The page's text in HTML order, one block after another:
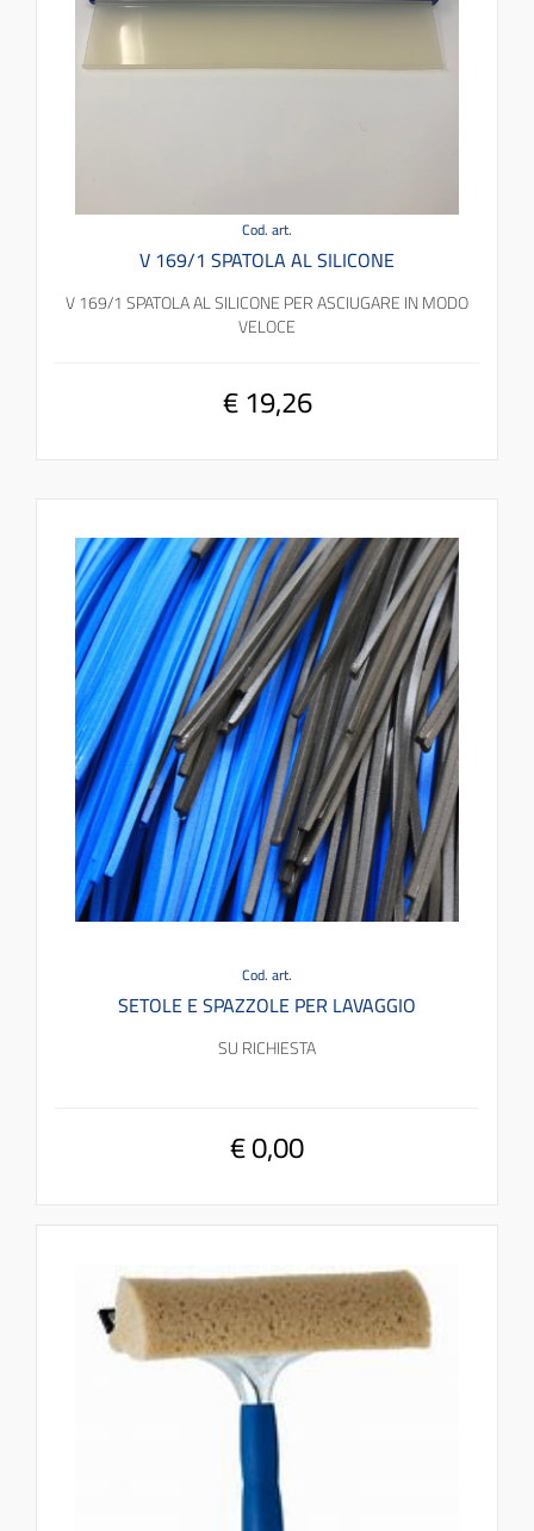
Cod. art.
V 169/1 SPATOLA AL SILICONE
V 169/1 SPATOLA AL SILICONE PER ASCIUGARE IN MODO
VELOCE
€ 19,26
Cod. art.
SETOLE E SPAZZOLE PER LAVAGGIO
SU RICHIESTA
€ 0,00